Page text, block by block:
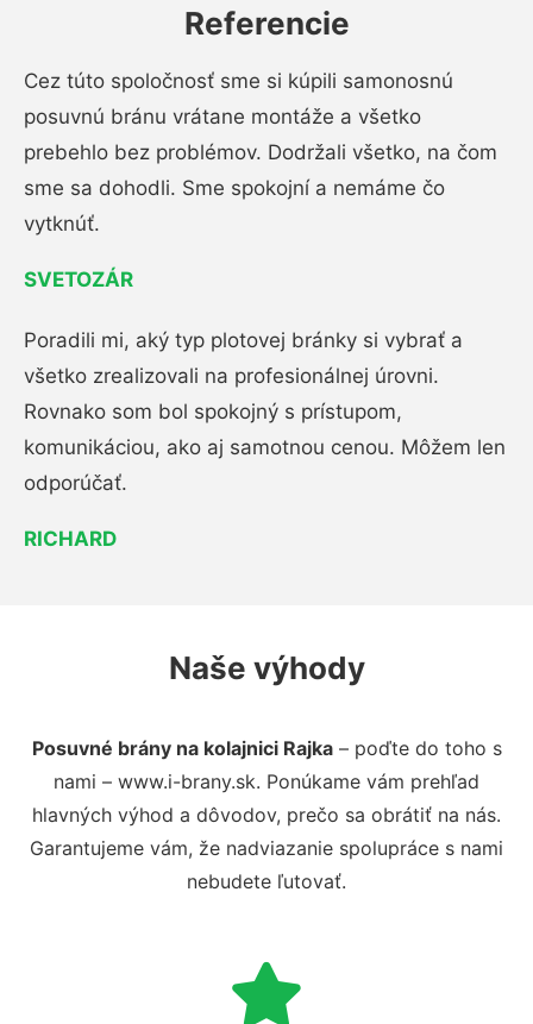
Referencie
Cez túto spoločnosť sme si kúpili samonosnú
posuvnú bránu vrátane montáže a všetko
prebehlo bez problémov. Dodržali všetko, na čom
sme sa dohodli. Sme spokojní a nemáme čo
vytknúť.
SVETOZÁR
Poradili mi, aký typ plotovej bránky si vybrať a
všetko zrealizovali na profesionálnej úrovni.
Rovnako som bol spokojný s prístupom,
komunikáciou, ako aj samotnou cenou. Môžem len
odporúčať.
RICHARD
Naše výhody
Posuvné brány na kolajnici Rajka– poďte do toho s
nami – www.i-brany.sk. Ponúkame vám prehľad
hlavných výhod a dôvodov, prečo sa obrátiť na nás.
Garantujeme vám, že nadviazanie spolupráce s nami
nebudete ľutovať.